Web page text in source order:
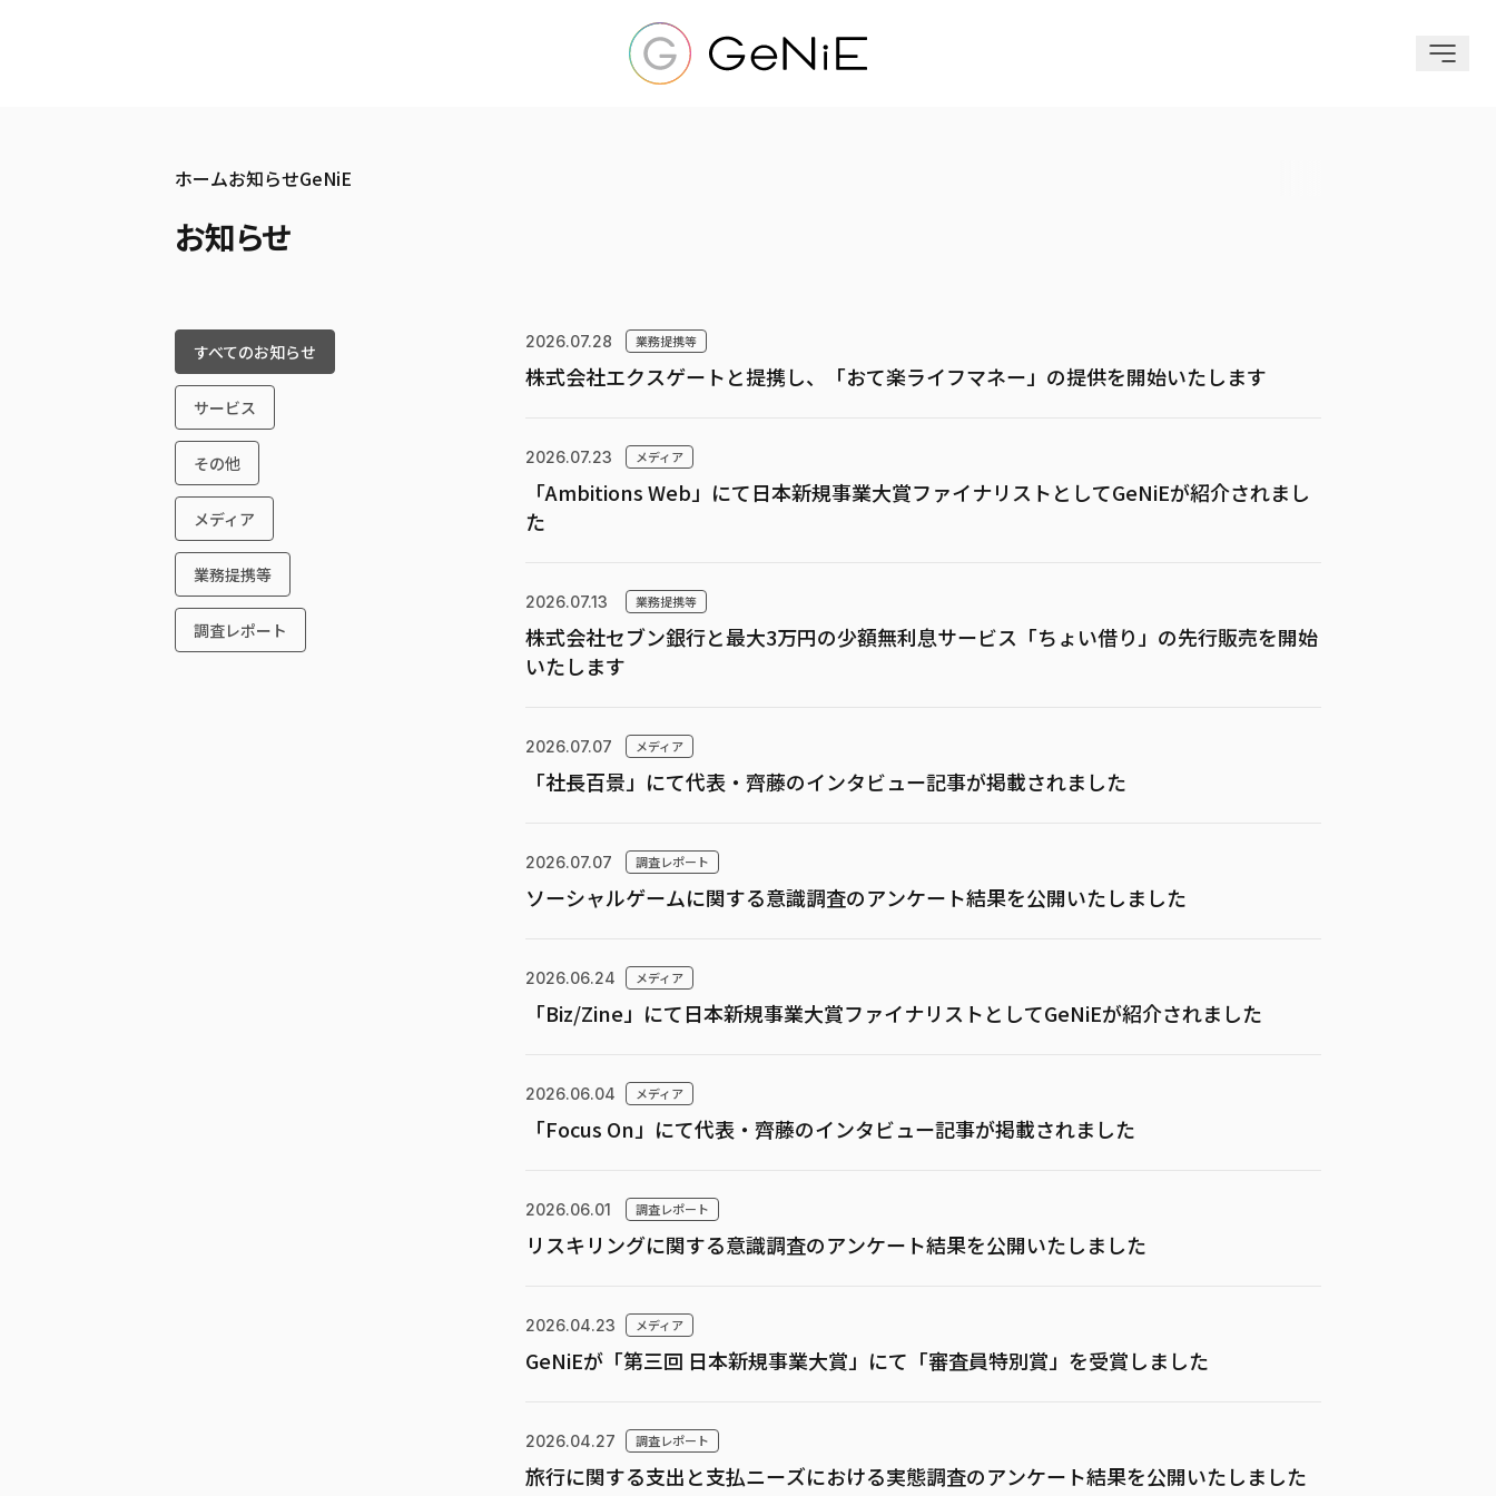
ホームお知らせGeNiE
お知らせ
すべてのお知らせ
サービス
その他
メディア
業務提携等
調査レポート
2026.07.28 業務提携等
株式会社エクスゲートと提携し、「おて楽ライフマネー」の提供を開始いたします
2026.07.23 メディア
「Ambitions Web」にて日本新規事業大賞ファイナリストとしてGeNiEが紹介されまし
た
2026.07.13 業務提携等
株式会社セブン銀行と最大3万円の少額無利息サービス「ちょい借り」の先行販売を開始
いたします
2026.07.07 メディア
「社長百景」にて代表・齊藤のインタビュー記事が掲載されました
2026.07.07 調査レポート
ソーシャルゲームに関する意識調査のアンケート結果を公開いたしました
2026.06.24 メディア
「Biz/Zine」にて日本新規事業大賞ファイナリストとしてGeNiEが紹介されました
2026.06.04 メディア
「Focus On」にて代表・齊藤のインタビュー記事が掲載されました
2026.06.01 調査レポート
リスキリングに関する意識調査のアンケート結果を公開いたしました
2026.04.23 メディア
GeNiEが「第三回 日本新規事業大賞」にて「審査員特別賞」を受賞しました
2026.04.27 調査レポート
旅行に関する支出と支払ニーズにおける実態調査のアンケート結果を公開いたしました